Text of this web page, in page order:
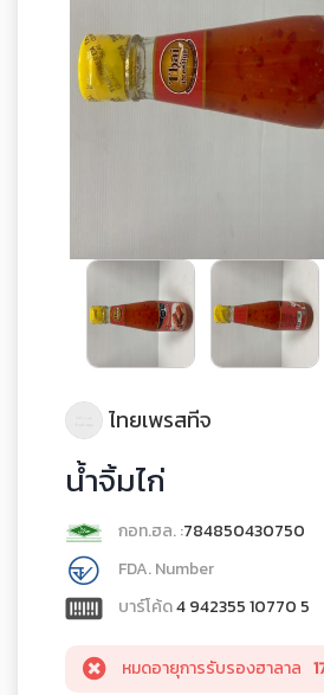
ไทยเพรสทีจ
น้ำจิ้มไก่
กอท.ฮล. :784850430750
FDA. Number
บาร์โค้ด4 942355 10770 5
หมดอายุการรับรองฮาลาล